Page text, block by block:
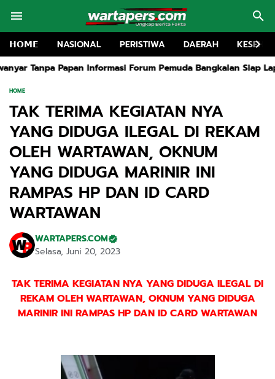
𝗛𝗢𝗠𝗘 NASIONAL PERISTIWA DAERAH
Forum Pemuda Bangkalan Siap Lapokan Rapat
HOME
TAK TERIMA KEGIATAN NYA
YANG DIDUGA ILEGAL DI REKAM
OLEH WARTAWAN, OKNUM
YANG DIDUGA MARINIR INI
RAMPAS HP DAN ID CARD
WARTAWAN
WARTAPERS.COM
Selasa, Juni 20, 2023
TAK TERIMA KEGIATAN NYA YANG DIDUGA ILEGAL DI
REKAM OLEH WARTAWAN, OKNUM YANG DIDUGA
MARINIR INI RAMPAS HP DAN ID CARD WARTAWAN